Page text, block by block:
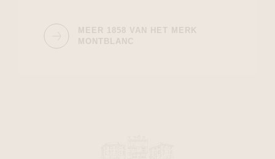
MEER 1858 VAN HET MERK
MONTBLANC